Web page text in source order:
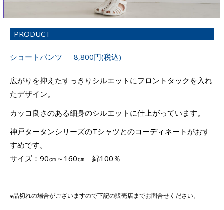
PRODUCT
ショートパンツ 8,800円(税込)
広がりを抑えたすっきりシルエットにフロントタックを入れ
たデザイン。
カッコ良さのある細身のシルエットに仕上がっています。
神戸タータンシリーズのTシャツとのコーディネートがおす
すめです。
サイズ：90㎝～160㎝ 綿100％
※品切れの場合がございますので下記の販売店までお問合せください。